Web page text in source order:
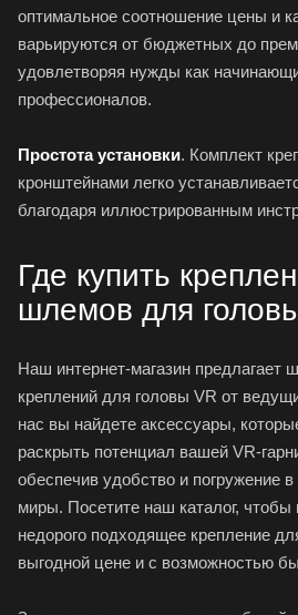
оптимальное соотношение цены и
варьируются от бюджетных до
удовлетворяя нужды как
профессионалов.
Простота установки. Комплект
кронштейнами легко
благодаря иллюстрированным
Где купить
шлемов для
Наш интернет-магазин предлагает
креплений для головы VR от
нас вы найдете аксессуары,
раскрыть потенциал вашей VR-
обеспечив удобство и погружение
миры. Посетите наш каталог, чтобы
недорого подходящее крепление
выгодной цене и с возможностью